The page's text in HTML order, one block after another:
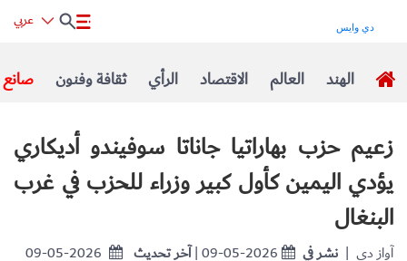
صانع ثقافة وفنون الرأي الاقتصاد العالم الهند
زعيم حزب بهاراتيا جاناتا سوفيندو أديكاري
يؤدي اليمين كأول كبير وزراء للحزب في غرب
البنغال
09-05-2026 آخر تحديث| 09-05-2026 نشر في | آواز دي